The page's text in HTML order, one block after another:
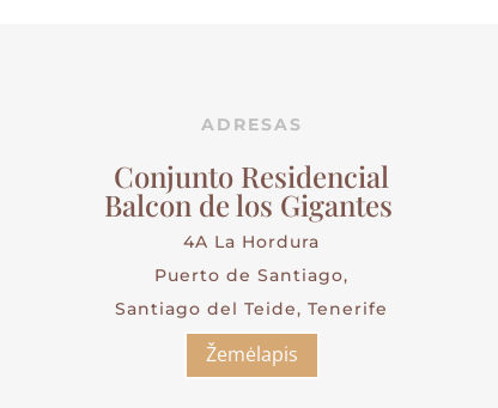
ADRESAS
Conjunto Residencial
Balcon de los Gigantes
4A La Hordura
Puerto de Santiago,
Santiago del Teide, Tenerife
Žemėlapis